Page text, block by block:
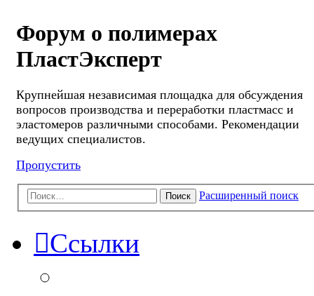
Форум о полимерах
ПластЭксперт
Крупнейшая независимая площадка для обсуждения
вопросов производства и переработки пластмасс и
эластомеров различными способами. Рекомендации
ведущих специалистов.
Пропустить
Поиск Расширенный поиск
Ссылки